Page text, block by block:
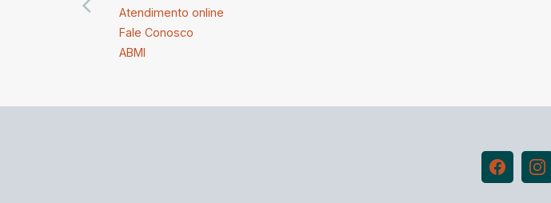
Atendimento online
Fale Conosco
ABMI